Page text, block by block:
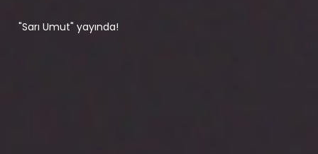
"Sarı Umut" yayında!